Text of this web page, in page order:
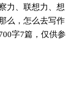
力、联想力、想
么，怎么去写作
字7篇，仅供参